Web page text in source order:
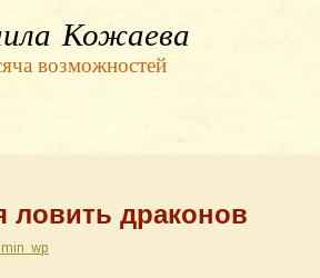
Кожаева
возможностей
ловить драконов